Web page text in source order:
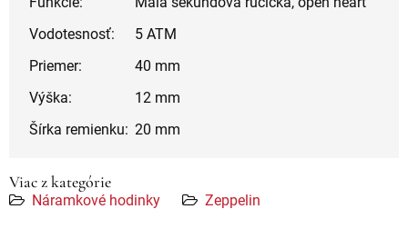
Vodotesnosť:
5 ATM
Priemer:
40 mm
Výška:
12 mm
Šírka remienku: 20 mm
Viac z kategórie
Náramkové hodinky Zeppelin